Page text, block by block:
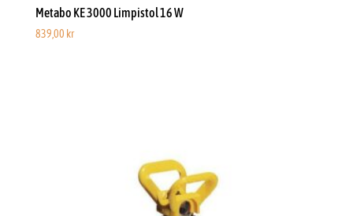
Metabo KE 3000 Limpistol 16 W
839,00 kr